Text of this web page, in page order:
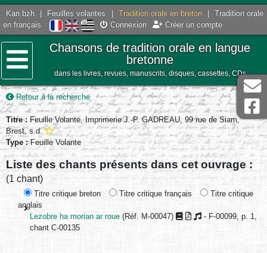
Kan.bzh Feuilles volantes Tradition orale en breton
Tradition orale
en français
Connexion Créer un compte
Menu
Chansons de tradition orale en langue
bretonne
dans les livres, revues, manuscrits, disques, cassettes, CDs
Retour à la recherche
Titre : Feuille Volante, Imprimerie J.-P. GADREAU, 99 rue de Siam,
Brest, s.d.
Type :Feuille Volante
Liste des chants présents dans cet ouvrage :
(1 chant)
Titre critique breton Titre critique français
Titre critique
anglais
Lezobre ha morian ar roue (Réf. M-00047)
- F-00099, p. 1,
chant C-00135